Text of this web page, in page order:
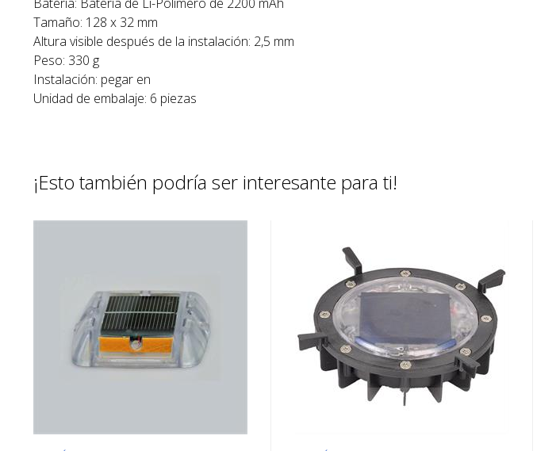
Tamaño: 128 x 32 mm
Altura visible después de la instalación: 2,5 mm
Peso: 330 g
Instalación: pegar en
Unidad de embalaje: 6 piezas
¡Esto también podría ser interesante para ti!